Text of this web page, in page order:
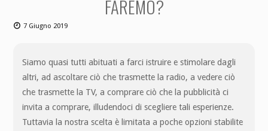
FAREMO?
7 Giugno 2019
Siamo quasi tutti abituati a farci istruire e stimolare dagli
altri, ad ascoltare ciò che trasmette la radio, a vedere ciò
che trasmette la TV, a comprare ciò che la pubblicità ci
invita a comprare, illudendoci di scegliere tali esperienze.
Tuttavia la nostra scelta è limitata a poche opzioni stabilite